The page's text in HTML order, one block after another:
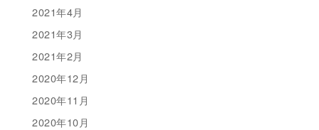
2021年4月
2021年3月
2021年2月
2020年12月
2020年11月
2020年10月